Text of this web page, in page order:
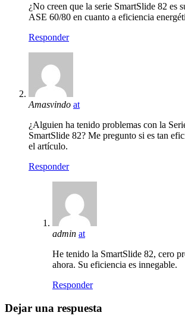
¿No creen que la serie SmartSlide 82 es
ASE 60/80 en cuanto a eficiencia
Responder
Amasvindo at
¿Alguien ha tenido problemas con la
SmartSlide 82? Me pregunto si es tan
el artículo.
Responder
admin at
He tenido la SmartSlide 82, cero
ahora. Su eficiencia es innegable.
Responder
Dejar una respuesta